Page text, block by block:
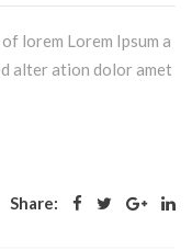
lorem Lorem Ipsum a
alter ation dolor amet
Share: